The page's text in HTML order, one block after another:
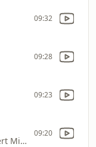
09:32
09:28
09:23
Sofiya Nzau, Madism & Robert Miles
09:20